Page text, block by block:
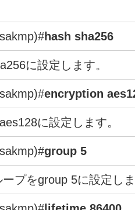
hash sha256
に設定します。
encryption
に設定します。
group 5
プをgroup 5に設定し